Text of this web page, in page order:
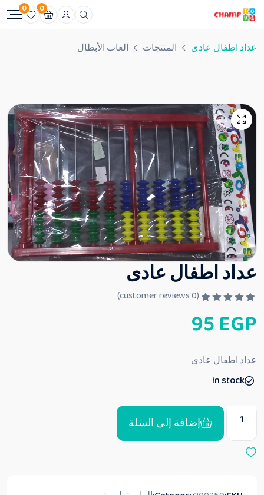
0
0
عداد اطفال عادى المنتجات العاب الأبطال
عداد اطفال عادى
م
ا
ي
م
ن
(
0
95EGP
عداد اطفال عادى
In stock
إضافة إلى السلة